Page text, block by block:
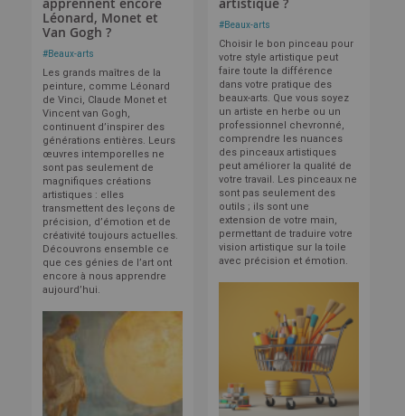
Léonard, Monet et
Van Gogh ?
#Beaux-arts
Les grands maîtres de la
peinture, comme Léonard
de Vinci, Claude Monet et
Vincent van Gogh,
continuent d’inspirer des
générations entières. Leurs
œuvres intemporelles ne
sont pas seulement de
magnifiques créations
artistiques : elles
transmettent des leçons de
précision, d’émotion et de
créativité toujours actuelles.
Découvrons ensemble ce
que ces génies de l’art ont
encore à nous apprendre
aujourd’hui.
#Beaux-arts
Choisir le bon pinceau pour
votre style artistique peut
faire toute la différence
dans votre pratique des
beaux-arts. Que vous soyez
un artiste en herbe ou un
professionnel chevronné,
comprendre les nuances
des pinceaux artistiques
peut améliorer la qualité de
votre travail. Les pinceaux ne
sont pas seulement des
outils ; ils sont une
extension de votre main,
permettant de traduire votre
vision artistique sur la toile
avec précision et émotion.